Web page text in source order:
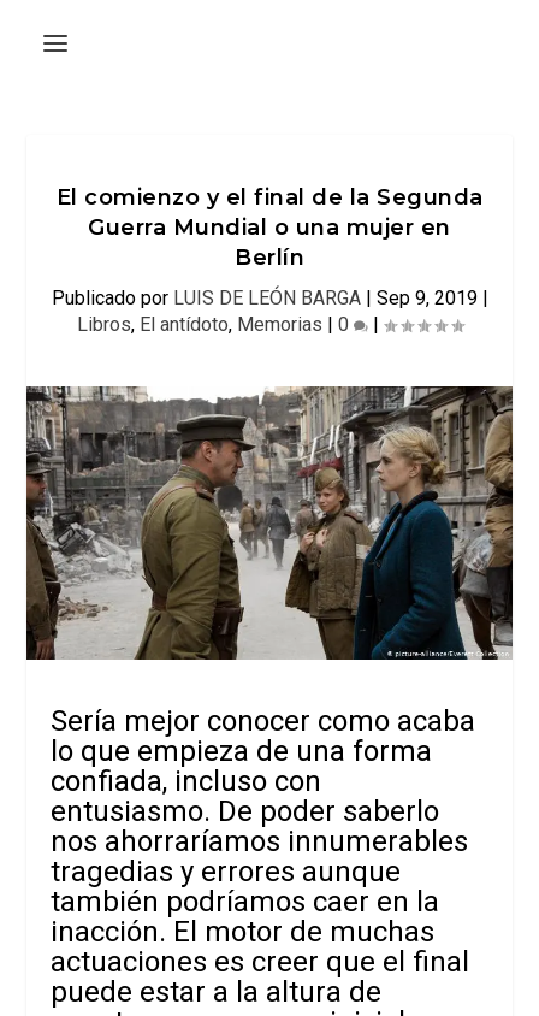
El comienzo y el final de la Segunda
Guerra Mundial o una mujer en
Berlín
Publicado por LUIS DE LEÓN BARGA| Sep 9, 2019|
Libros, El antídoto, Memorias | 0 |
Sería mejor conocer como acaba
lo que empieza de una forma
confiada, incluso con
entusiasmo. De poder saberlo
nos ahorraríamos innumerables
tragedias y errores aunque
también podríamos caer en la
inacción. El motor de muchas
actuaciones es creer que el final
puede estar a la altura de